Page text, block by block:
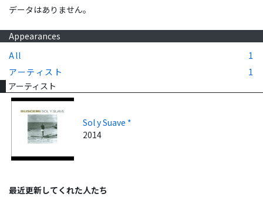
データはありません。
Appearances
All
1
アーティスト
1
アーティスト
Sol y Suave *
2014
最近更新してくれた人たち